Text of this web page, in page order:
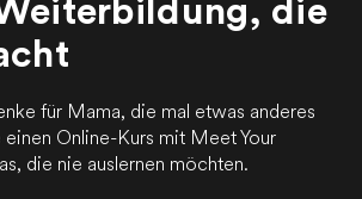
die
für Mama, die mal etwas anderes
einen Online-Kurs mit Meet Your
die nie auslernen möchten.